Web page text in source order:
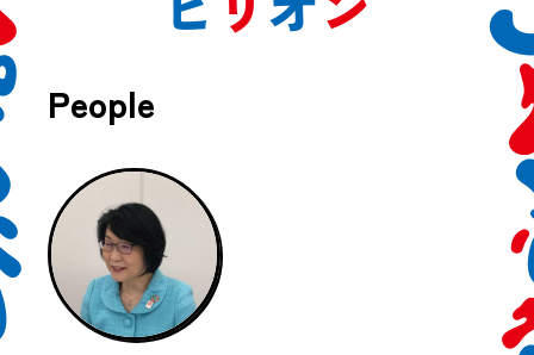
People